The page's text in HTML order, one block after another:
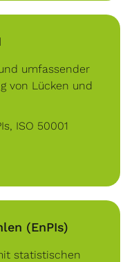
umfassender
von Lücken und
, ISO 50001
(EnPIs)
statistischen